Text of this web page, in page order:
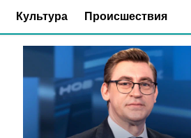
Культура Происшествия